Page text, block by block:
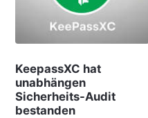
KeepassXC hat
unabhängen
Sicherheits-Audit
bestanden